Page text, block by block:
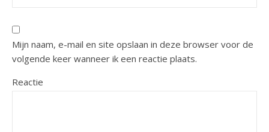
Mijn naam, e-mail en site opslaan in deze browser voor de
volgende keer wanneer ik een reactie plaats.
Reactie